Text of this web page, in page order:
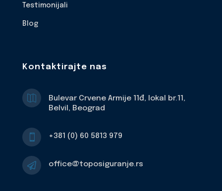
Testimonijali
Blog
Kontaktirajte nas
Bulevar Crvene Armije 11đ, lokal br.11,
Belvil, Beograd
+381 (0) 60 5813 979
 office@toposiguranje.rs